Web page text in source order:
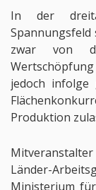
In der
zwar von
jedoch infolge
Produktion
Länder-
Ministerium